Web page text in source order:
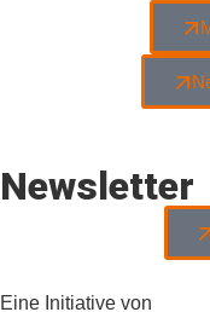
Newsletter
Eine Initiative von